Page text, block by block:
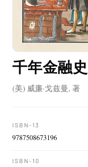
千年金融史
(美) 威廉·戈兹曼, 著
ISBN-13
9787508673196
ISBN-10